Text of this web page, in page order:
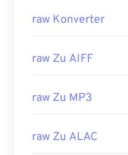
raw Konverter
raw Zu AIFF
raw Zu MP3
raw Zu ALAC